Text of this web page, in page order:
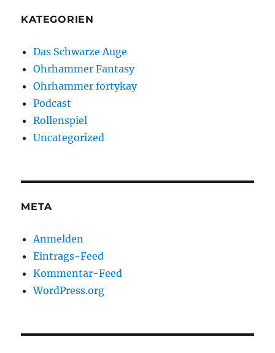
KATEGORIEN
Das Schwarze Auge
Ohrhammer Fantasy
Ohrhammer fortykay
Podcast
Rollenspiel
Uncategorized
META
Anmelden
Eintrags-Feed
Kommentar-Feed
WordPress.org